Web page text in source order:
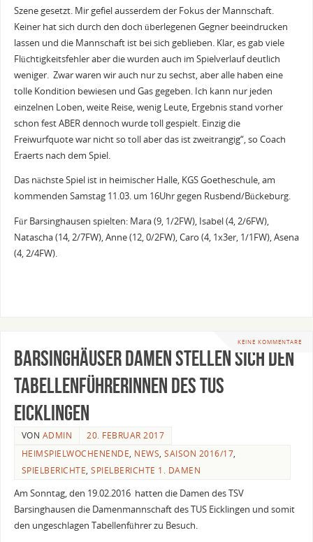
Szene gesetzt. Mir gefiel ausserdem der Fokus der Mannschaft.
Keiner hat sich durch den doch überlegenen Gegner beeindrucken
lassen und die Mannschaft ist bei sich geblieben. Klar, es gab viele
Flüchtigkeitsfehler aber die wurden auch im Spielverlauf deutlich
weniger. Zwar waren wir auch nur zu sechst, aber alle haben eine
tolle Kondition bewiesen und Gas gegeben. Ich kann nur jeden
einzelnen Loben, weite Reise, wenig Leute, Ergebnis stand vorher
schon fest ABER dennoch wurde toll gespielt. Einzig die
Freiwurfquote war nicht so toll aber das ist zweitrangig“, so Coach
Eraerts nach dem Spiel.
Das nächste Spiel ist in heimischer Halle, KGS Goetheschule, am
kommenden Samstag 11.03. um 16Uhr gegen Rusbend/Bückeburg.
Für Barsinghausen spielten: Mara (9, 1/2FW), Isabel (4, 2/6FW),
Natascha (14, 2/7FW), Anne (12, 0/2FW), Caro (4, 1x3er, 1/1FW), Asena
(4, 2/4FW).
KEINE KOMMENTARE
Barsinghäuser Damen stellen sich den
Tabellenführerinnen des TUS
Eicklingen
VON ADMIN
20. FEBRUAR 2017
HEIMSPIELWOCHENENDE, NEWS,SAISON 2016/17,
SPIELBERICHTE,SPIELBERICHTE 1. DAMEN
Am Sonntag, den 19.02.2016 hatten die Damen des TSV
Barsinghausen die Damenmannschaft des TUS Eicklingen und somit
den ungeschlagen Tabellenführer zu Besuch.